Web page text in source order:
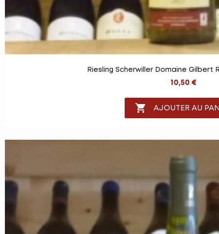
Riesling Scherwiller Domaine Gilbert
10,50 €
 AJOUTER AU